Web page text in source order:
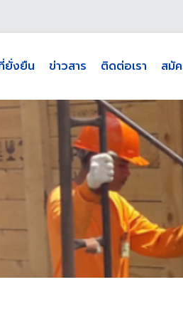
ยั่งยืน ข่าวสาร ติดต่อเรา สมั